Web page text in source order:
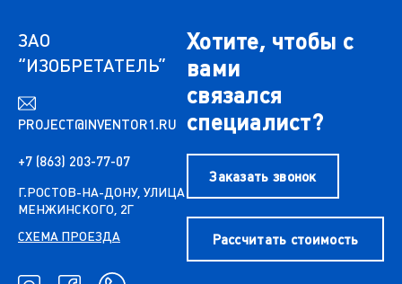
ЗАО
“ИЗОБРЕТАТЕЛЬ”
PROJECT@INVENTOR1.RU
+7 (863) 203-77-07
Г.РОСТОВ-НА-ДОНУ, УЛИЦА
МЕНЖИНСКОГО, 2Г
СХЕМА ПРОЕЗДА
Хотите, чтобы с
вами
связался
специалист?
Заказать звонок
Рассчитать стоимость